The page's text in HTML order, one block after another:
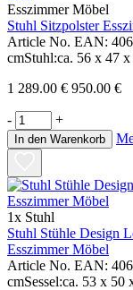
Esszimmer Möbel
Stuhl Sitzpolster
Article No. EAN:
cmStuhl:ca. 56 x 47
1 289.00 € 950.00 €
- +
In den Warenkorb
1x Stuhl
Stuhl Stühle Design
Esszimmer Möbel
Article No. EAN:
cmSessel:ca. 53 x 50